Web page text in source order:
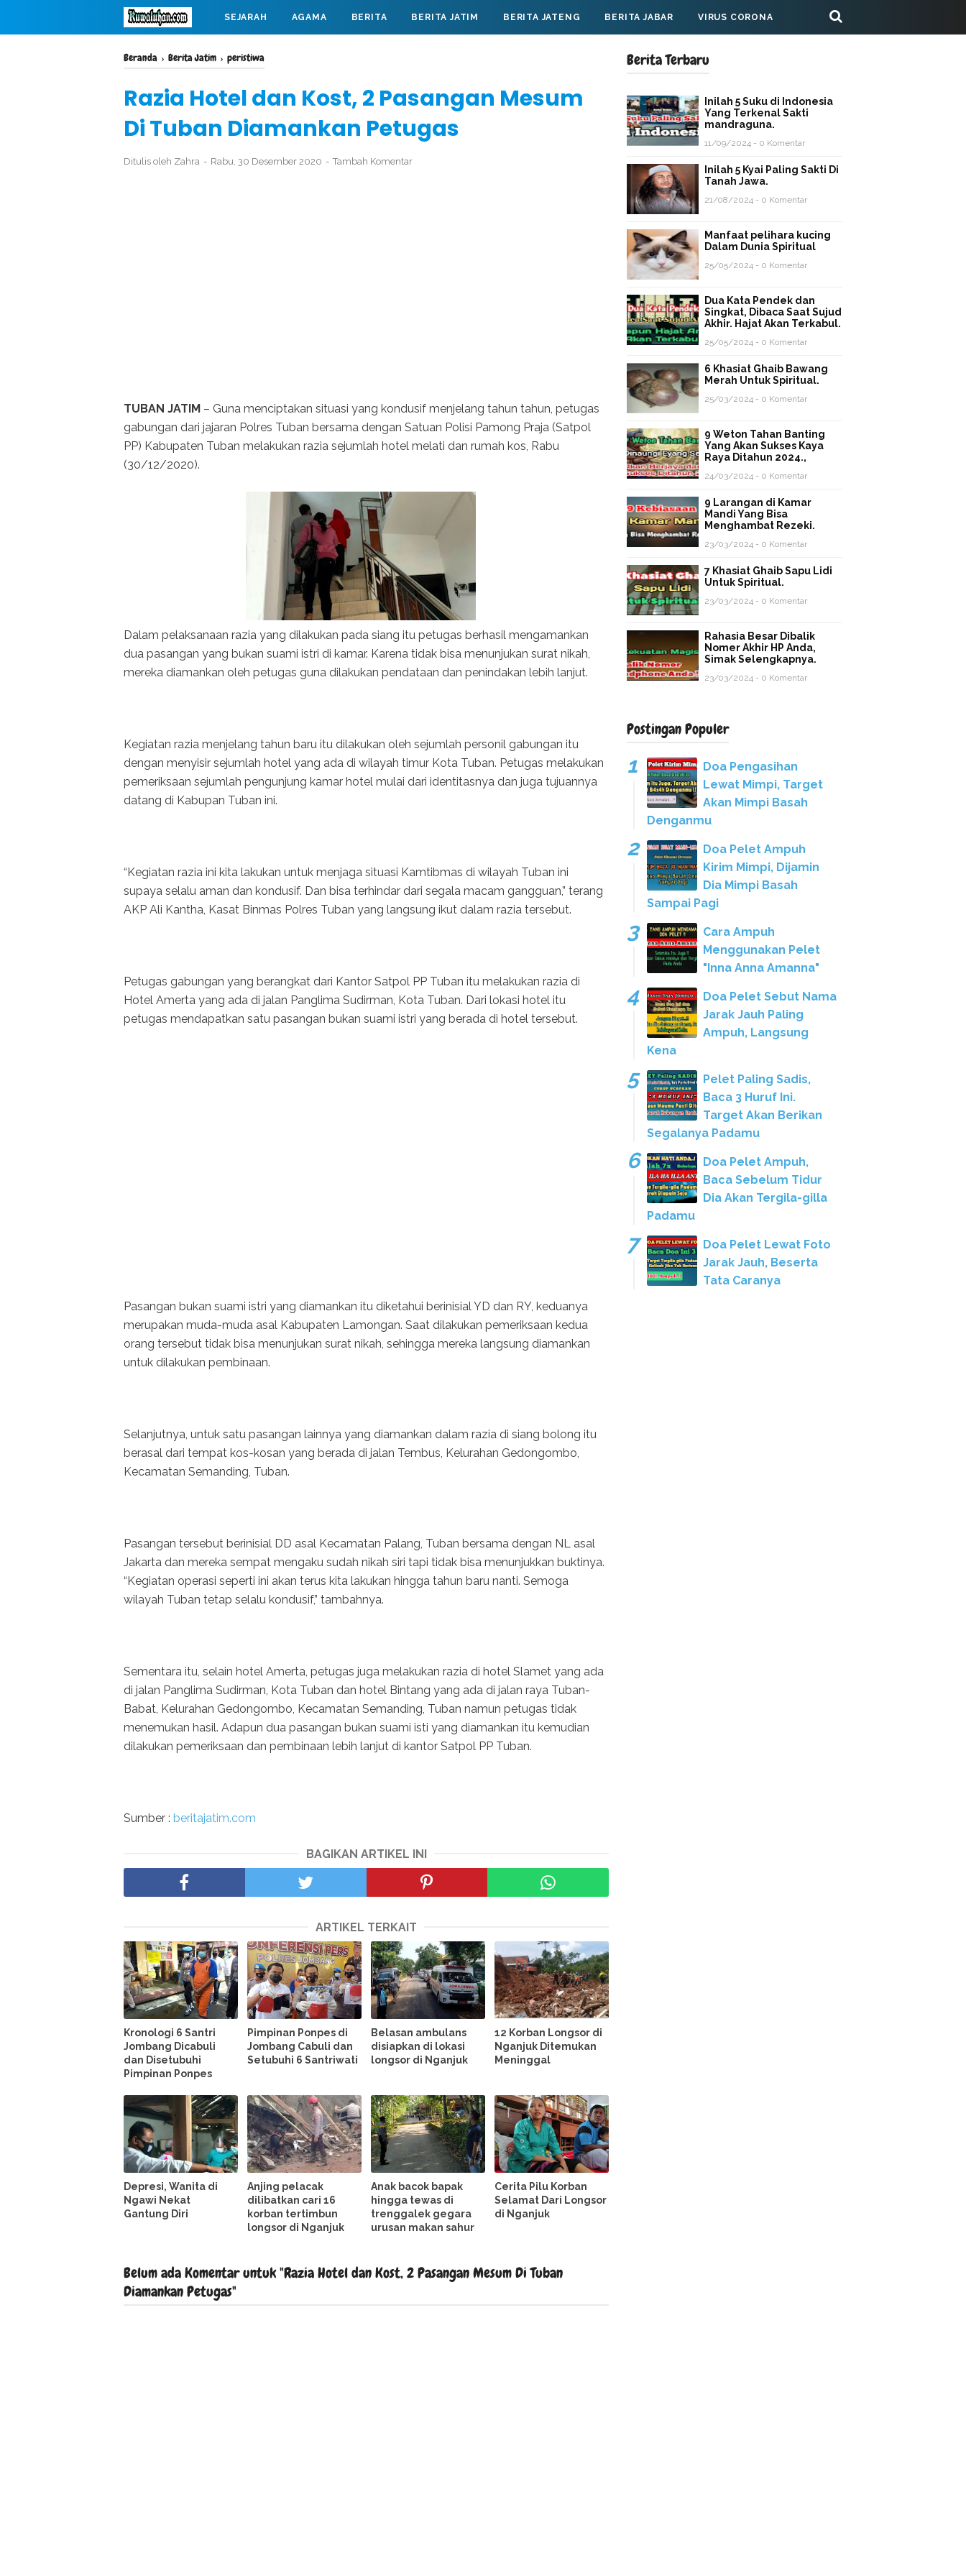
SEJARAH AGAMA BERITA BERITA JATIM BERITA JATENG BERITA JABAR VIRUS CORONA
MAHABARATA
Beranda › Berita Jatim › peristiwa
Razia Hotel dan Kost, 2 Pasangan Mesum
Di Tuban Diamankan Petugas
Ditulis oleh Zahra Rabu, 30 Desember 2020 Tambah Komentar
TUBAN JATIM – Guna menciptakan situasi yang kondusif menjelang tahun tahun, petugas
gabungan dari jajaran Polres Tuban bersama dengan Satuan Polisi Pamong Praja (Satpol
PP) Kabupaten Tuban melakukan razia sejumlah hotel melati dan rumah kos, Rabu
(30/12/2020).
Dalam pelaksanaan razia yang dilakukan pada siang itu petugas berhasil mengamankan
dua pasangan yang bukan suami istri di kamar. Karena tidak bisa menunjukan surat nikah,
mereka diamankan oleh petugas guna dilakukan pendataan dan penindakan lebih lanjut.
Kegiatan razia menjelang tahun baru itu dilakukan oleh sejumlah personil gabungan itu
dengan menyisir sejumlah hotel yang ada di wilayah timur Kota Tuban. Petugas melakukan
pemeriksaan sejumlah pengunjung kamar hotel mulai dari identitasnya dan juga tujuannya
datang di Kabupan Tuban ini.
“Kegiatan razia ini kita lakukan untuk menjaga situasi Kamtibmas di wilayah Tuban ini
supaya selalu aman dan kondusif. Dan bisa terhindar dari segala macam gangguan,” terang
AKP Ali Kantha, Kasat Binmas Polres Tuban yang langsung ikut dalam razia tersebut.
Petugas gabungan yang berangkat dari Kantor Satpol PP Tuban itu melakukan razia di
Hotel Amerta yang ada di jalan Panglima Sudirman, Kota Tuban. Dari lokasi hotel itu
petugas mendapatkan satu pasangan bukan suami istri yang berada di hotel tersebut.
Pasangan bukan suami istri yang diamankan itu diketahui berinisial YD dan RY, keduanya
merupakan muda-muda asal Kabupaten Lamongan. Saat dilakukan pemeriksaan kedua
orang tersebut tidak bisa menunjukan surat nikah, sehingga mereka langsung diamankan
untuk dilakukan pembinaan.
Selanjutnya, untuk satu pasangan lainnya yang diamankan dalam razia di siang bolong itu
berasal dari tempat kos-kosan yang berada di jalan Tembus, Kelurahan Gedongombo,
Kecamatan Semanding, Tuban.
Pasangan tersebut berinisial DD asal Kecamatan Palang, Tuban bersama dengan NL asal
Jakarta dan mereka sempat mengaku sudah nikah siri tapi tidak bisa menunjukkan buktinya.
“Kegiatan operasi seperti ini akan terus kita lakukan hingga tahun baru nanti. Semoga
wilayah Tuban tetap selalu kondusif,” tambahnya.
Sementara itu, selain hotel Amerta, petugas juga melakukan razia di hotel Slamet yang ada
di jalan Panglima Sudirman, Kota Tuban dan hotel Bintang yang ada di jalan raya Tuban-
Babat, Kelurahan Gedongombo, Kecamatan Semanding, Tuban namun petugas tidak
menemukan hasil. Adapun dua pasangan bukan suami isti yang diamankan itu kemudian
dilakukan pemeriksaan dan pembinaan lebih lanjut di kantor Satpol PP Tuban.
Sumber : beritajatim.com
BAGIKAN ARTIKEL INI
ARTIKEL TERKAIT
Kronologi 6 Santri
Jombang Dicabuli
dan Disetubuhi
Pimpinan Ponpes
Pimpinan Ponpes di
Jombang Cabuli dan
Setubuhi 6 Santriwati
Belasan ambulans
disiapkan di lokasi
longsor di Nganjuk
12 Korban Longsor di
Nganjuk Ditemukan
Meninggal
Depresi, Wanita di
Ngawi Nekat
Gantung Diri
Anjing pelacak
dilibatkan cari 16
korban tertimbun
longsor di Nganjuk
Anak bacok bapak
hingga tewas di
trenggalek gegara
urusan makan sahur
Cerita Pilu Korban
Selamat Dari Longsor
di Nganjuk
Belum ada Komentar untuk "Razia Hotel dan Kost, 2 Pasangan Mesum Di Tuban
Diamankan Petugas"
Berita Terbaru
Inilah 5 Suku di Indonesia
Yang Terkenal Sakti
mandraguna.
11/09/2024 - 0 Komentar
Inilah 5 Kyai Paling Sakti Di
Tanah Jawa.
21/08/2024 - 0 Komentar
Manfaat pelihara kucing
Dalam Dunia Spiritual
25/05/2024 - 0 Komentar
Dua Kata Pendek dan
Singkat, Dibaca Saat Sujud
Akhir. Hajat Akan Terkabul.
25/05/2024 - 0 Komentar
6 Khasiat Ghaib Bawang
Merah Untuk Spiritual.
25/03/2024 - 0 Komentar
9 Weton Tahan Banting
Yang Akan Sukses Kaya
Raya Ditahun 2024.,
24/03/2024 - 0 Komentar
9 Larangan di Kamar
Mandi Yang Bisa
Menghambat Rezeki.
23/03/2024 - 0 Komentar
7 Khasiat Ghaib Sapu Lidi
Untuk Spiritual.
23/03/2024 - 0 Komentar
Rahasia Besar Dibalik
Nomer Akhir HP Anda,
Simak Selengkapnya.
23/03/2024 - 0 Komentar
Postingan Populer
Doa Pengasihan
Lewat Mimpi, Target
Akan Mimpi Basah
Denganmu
Doa Pelet Ampuh
Kirim Mimpi, Dijamin
Dia Mimpi Basah
Sampai Pagi
Cara Ampuh
Menggunakan Pelet
"Inna Anna Amanna"
Doa Pelet Sebut Nama
Jarak Jauh Paling
Ampuh, Langsung
Kena
Pelet Paling Sadis,
Baca 3 Huruf Ini.
Target Akan Berikan
Segalanya Padamu
Doa Pelet Ampuh,
Baca Sebelum Tidur
Dia Akan Tergila-gilla
Padamu
Doa Pelet Lewat Foto
Jarak Jauh, Beserta
Tata Caranya